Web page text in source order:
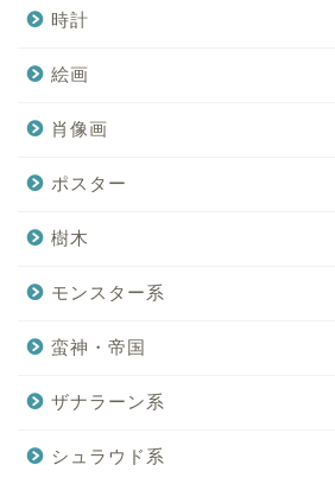
時計
絵画
肖像画
ポスター
樹木
モンスター系
蛮神・帝国
ザナラーン系
シュラウド系